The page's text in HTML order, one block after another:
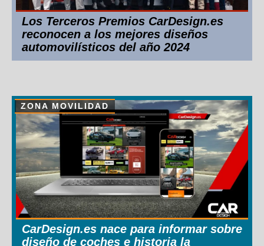
Los Terceros Premios CarDesign.es
reconocen a los mejores diseños
automovilísticos del año 2024
ZONA MOVILIDAD
CarDesign.es nace para informar sobre
diseño de coches e historia la